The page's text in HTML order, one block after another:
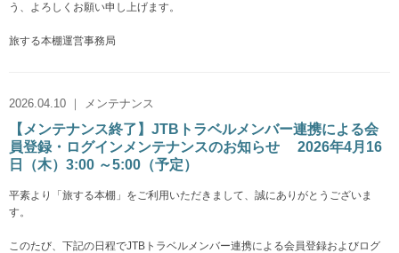
う、よろしくお願い申し上げます。
旅する本棚運営事務局
2026.04.10 ｜ メンテナンス
【メンテナンス終了】JTBトラベルメンバー連携による会
員登録・ログインメンテナンスのお知らせ 2026年4月16
日（木）3:00 ～5:00（予定）
平素より「旅する本棚」をご利用いただきまして、誠にありがとうございま
す。
このたび、下記の日程でJTBトラベルメンバー連携による会員登録およびログ